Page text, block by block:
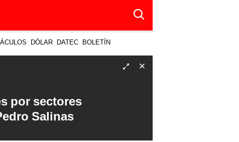
DÓLAR DATEC BOLETÍN
por sectores
Salinas